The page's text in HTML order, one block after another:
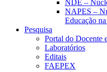
NDE –
NAPES –
Educação
Pesquisa
Portal do Docente
Laboratórios
Editais
FAEPEX